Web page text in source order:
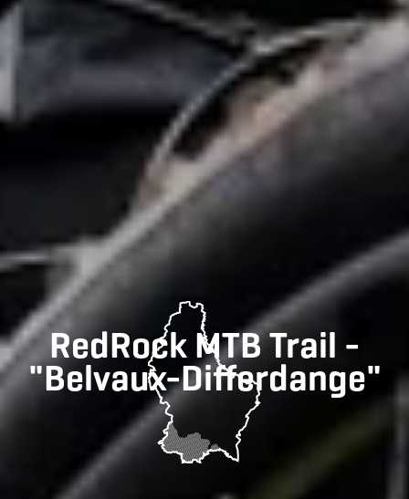
RedRock MTB Trail -
"Belvaux-Differdange"